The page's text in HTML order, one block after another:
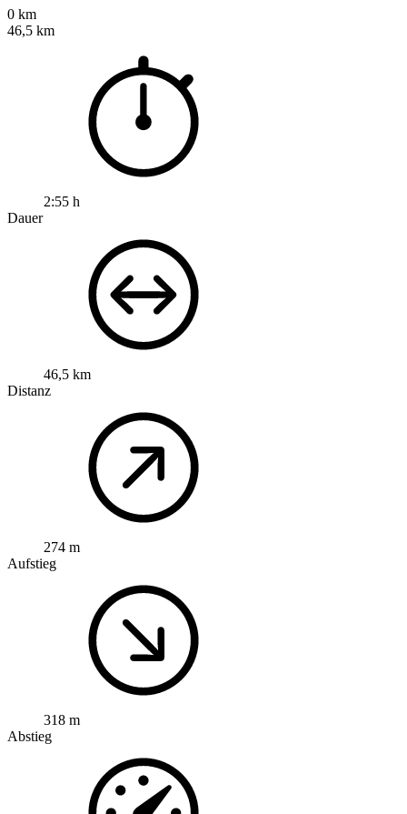
0 km
46,5 km
2:55 h
Dauer
46,5 km
Distanz
274 m
Aufstieg
318 m
Abstieg